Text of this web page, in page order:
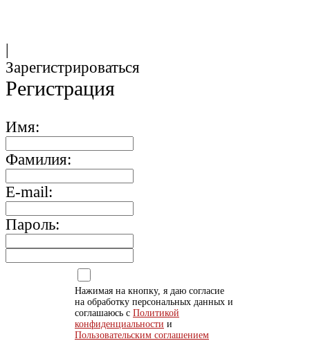
|
Зарегистрироваться
Регистрация
Имя:
Фамилия:
E-mail:
Пароль:
Нажимая на кнопку, я даю согласие
на обработку персональных данных и
соглашаюсь с Политикой
конфиденциальности и
Пользовательским соглашением